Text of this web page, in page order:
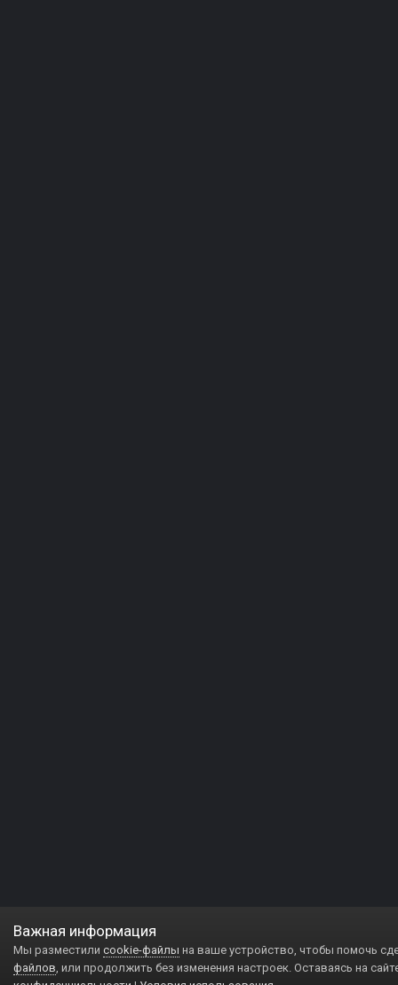
Важная информация
Мы разместили cookie-файлы на ваше устройство, чтобы помочь
файлов, или продолжить без изменения настроек. Оставаясь на